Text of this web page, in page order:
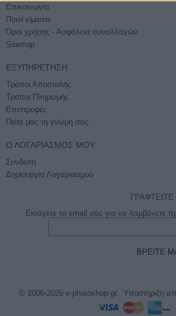
Επικοινωνία
Ποιοί είμαστε
Όροι χρήσης - Ασφάλεια συναλλαγών
Sitemap
ΕΞΥΠΗΡΈΤΗΣΗ
Τρόποι Αποστολής
Τρόποι Πληρωμής
Επιστροφές
Πείτε μας τη γνώμη σας
Ο ΛΟΓΑΡΙΑΣΜΌΣ ΜΟΥ
Συνδεση
Δημιουργία Λογαριασμού
Εισάγετε το email σας για να λαμβάνετε
ΒΡΕΙΤΕ
© 2006-2026 e-photoshop.gr. Υποστήριξη